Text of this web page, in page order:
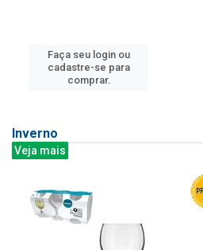
Faça seu login ou
cadastre-se para
comprar.
Inverno
Veja mais